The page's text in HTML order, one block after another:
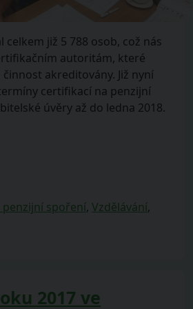
již 5 788 osob, což nás
autoritám, které
akreditovány. Již nyní
certifikací na penzijní
úvěry až do ledna 2018.
spoření, Vzdělávání,
2017 ve